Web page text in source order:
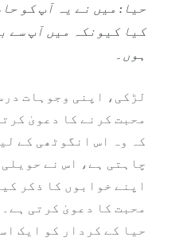
حیا: میں نے یہ آپ کو
کیا کیونکہ میں آپ سے
ہوں۔
لڑکی، اپنی وجوہات
محبت کرنے کا دعویٰ
کہ وہ اس انگوٹھی کے
چاہتی ہے، اس نے
اپنے خوابوں کا ذکر
محبت کا دعویٰ کرتی
حیا کے کردار کو ایک